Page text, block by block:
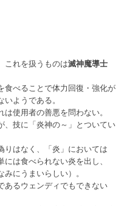
これを扱うものは滅神魔導士
食べることで体力回復・強化が
ようである。
使用者の善悪を問わない。
、技に「炎神の～」とついてい
りはなく、「炎」においては
は食べられない炎を出し、
にうまいらしい）。
あるウェンディでもできない